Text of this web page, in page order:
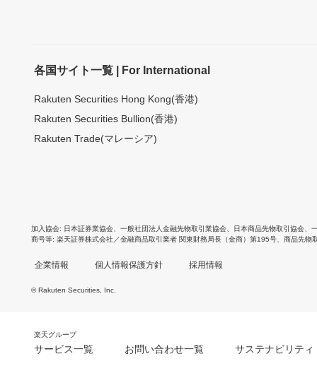
各国サイト一覧 | For International
Rakuten Securities Hong Kong(香港)
Rakuten Securities Bullion(香港)
Rakuten Trade(マレーシア)
加入協会 日本証券業協会 一般社団法人金融先物取引業協会 日本商品先物取引協会
商号等 楽天証券株式会社／金融商品取引業者 関東財務局長（金商）第195号、商品先物
企業情報 個人情報保護方針 採用情報
© Rakuten Securities, Inc.
楽天グループ
サービス一覧 お問い合わせ一覧 サステナビリティ